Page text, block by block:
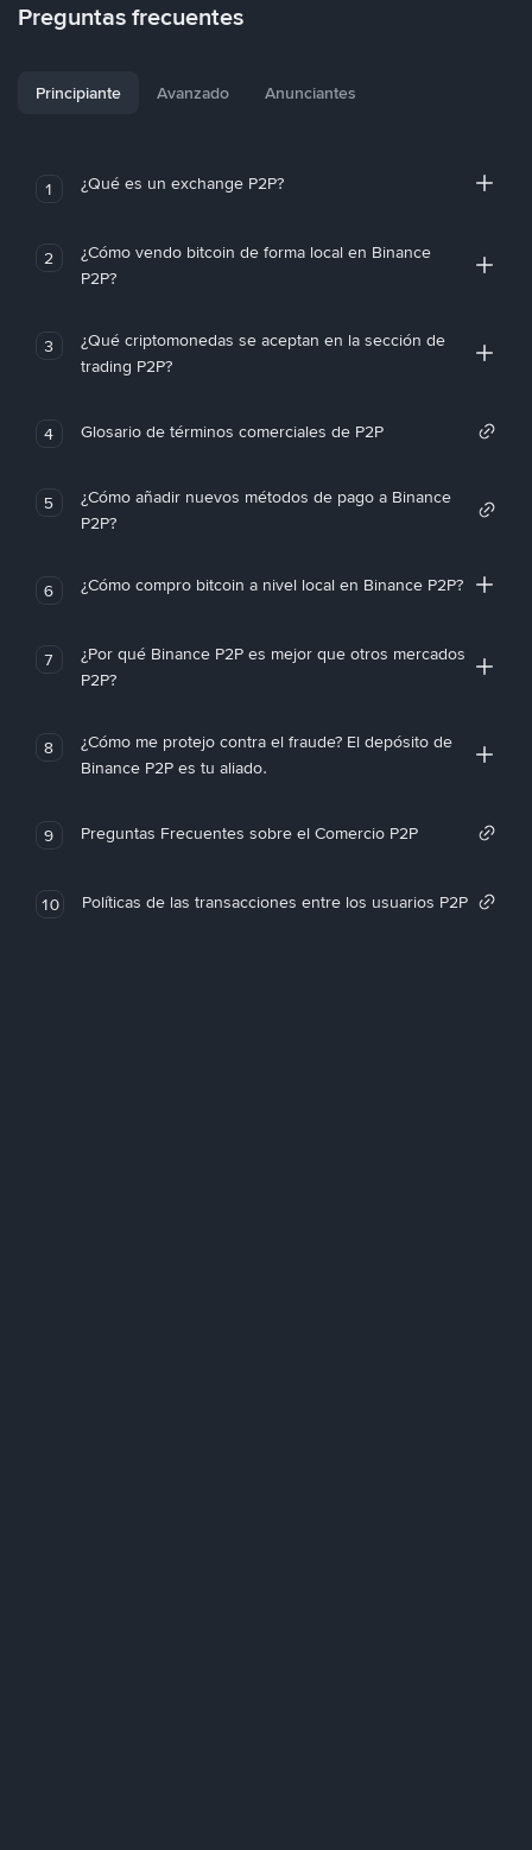
Preguntas frecuentes
Principiante Avanzado Anunciantes
1 ¿Qué es un exchange P2P?
2
¿Cómo vendo bitcoin de forma local en Binance
P2P?
3
¿Qué criptomonedas se aceptan en la sección de
trading P2P?
4 Glosario de términos comerciales de P2P
5
¿Cómo añadir nuevos métodos de pago a Binance
P2P?
6 ¿Cómo compro bitcoin a nivel local en Binance P2P?
7
¿Por qué Binance P2P es mejor que otros mercados
P2P?
8
¿Cómo me protejo contra el fraude? El depósito de
Binance P2P es tu aliado.
9 Preguntas Frecuentes sobre el Comercio P2P
10 Políticas de las transacciones entre los usuarios P2P